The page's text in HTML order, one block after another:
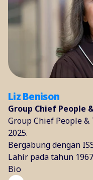
Liz Benison
Group Chief People
Group Chief People &
2025.
Bergabung dengan
Lahir pada tahun
Bio